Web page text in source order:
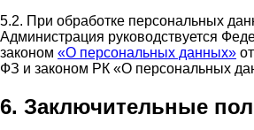
5.2. При обработке персональных
Администрация руководствуется
законом «О персональных данных»
ФЗ и законом РК «О персональных
6. Заключительные